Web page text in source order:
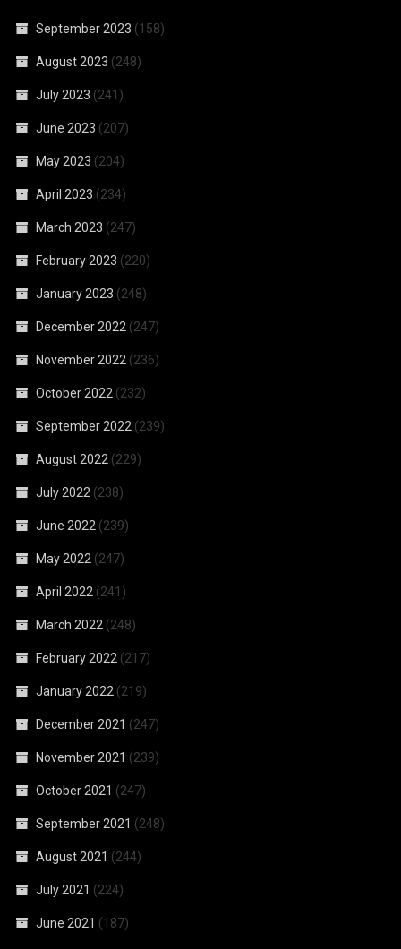
September 2023 (158)
August 2023 (248)
July 2023 (241)
June 2023 (207)
May 2023 (204)
April 2023 (234)
March 2023 (247)
February 2023 (220)
January 2023 (248)
December 2022 (247)
November 2022 (236)
October 2022 (232)
September 2022 (239)
August 2022 (229)
July 2022 (238)
June 2022 (239)
May 2022 (247)
April 2022 (241)
March 2022 (248)
February 2022 (217)
January 2022 (219)
December 2021 (247)
November 2021 (239)
October 2021 (247)
September 2021 (248)
August 2021 (244)
July 2021 (224)
June 2021 (187)